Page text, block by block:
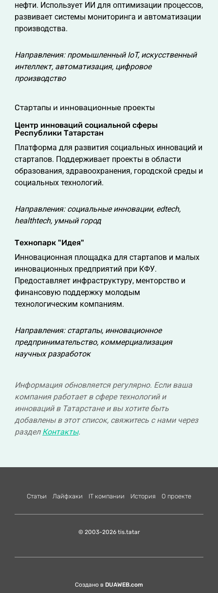
нефти. Использует ИИ для оптимизации процессов,
развивает системы мониторинга и автоматизации
производства.
Направления: промышленный IoT, искусственный
интеллект, автоматизация, цифровое
производство
Стартапы и инновационные проекты
Центр инноваций социальной сферы
Республики Татарстан
Платформа для развития социальных инноваций и
стартапов. Поддерживает проекты в области
образования, здравоохранения, городской среды и
социальных технологий.
Направления: социальные инновации, edtech,
healthtech, умный город
Технопарк "Идея"
Инновационная площадка для стартапов и малых
инновационных предприятий при КФУ.
Предоставляет инфраструктуру, менторство и
финансовую поддержку молодым
технологическим компаниям.
Направления: стартапы, инновационное
предпринимательство, коммерциализация
научных разработок
Информация обновляется регулярно. Если ваша
компания работает в сфере технологий и
инноваций в Татарстане и вы хотите быть
добавлены в этот список, свяжитесь с нами через
раздел Контакты.
Статьи Лайфхаки IT компании История О проекте
© 2003-2026 tis.tatar
Создано в DUAWEB.com